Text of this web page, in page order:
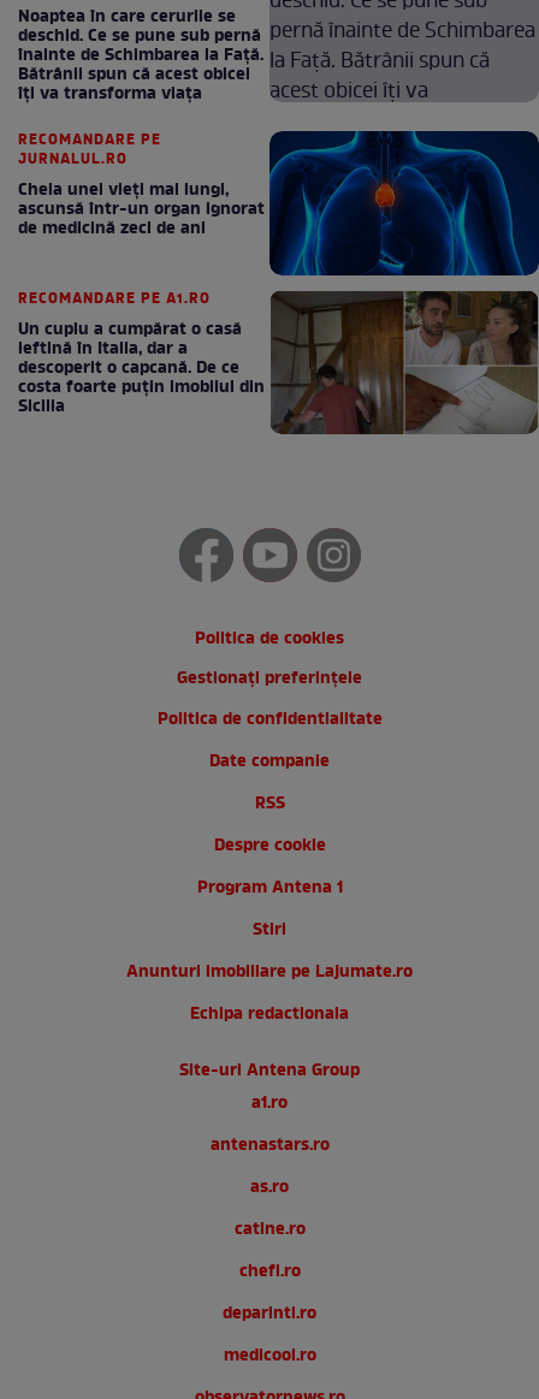
Noaptea în care cerurile se
deschid. Ce se pune sub pernă
înainte de Schimbarea la Față.
Bătrânii spun că acest obicei
îți va transforma viața
RECOMANDARE PE
JURNALUL.RO
Cheia unei vieți mai lungi,
ascunsă într-un organ ignorat
de medicină zeci de ani
RECOMANDARE PE A1.RO
Un cuplu a cumpărat o casă
ieftină în Italia, dar a
descoperit o capcană. De ce
costa foarte puțin imobilul din
Sicilia
Politica de cookies
Gestionați preferințele
Politica de confidentialitate
Date companie
RSS
Despre cookie
Program Antena 1
Stiri
Anunturi imobiliare pe Lajumate.ro
Echipa redactionala
Site-uri Antena Group
a1.ro
antenastars.ro
as.ro
catine.ro
chefi.ro
deparinti.ro
medicool.ro